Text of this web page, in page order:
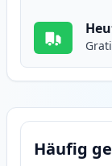
Häufig